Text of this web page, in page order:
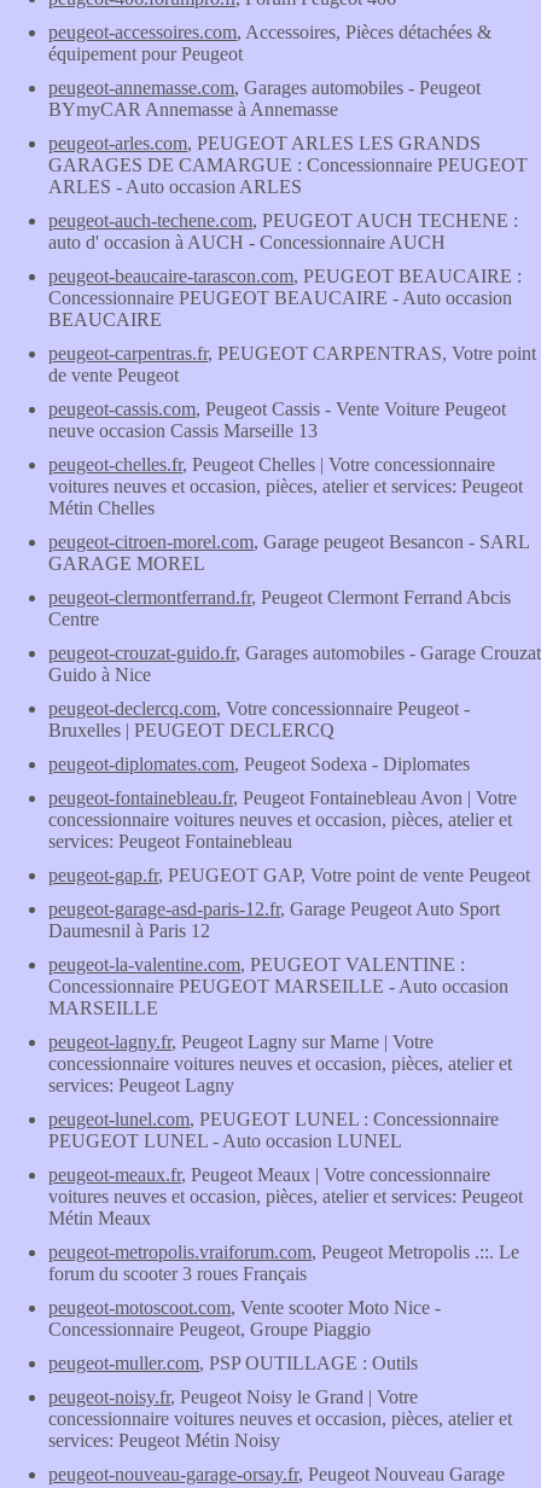
peugeot-accessoires.com, Accessoires, Pièces détachées &
équipement pour Peugeot
peugeot-annemasse.com, Garages automobiles - Peugeot
BYmyCAR Annemasse à Annemasse
peugeot-arles.com, PEUGEOT ARLES LES GRANDS
GARAGES DE CAMARGUE : Concessionnaire PEUGEOT
ARLES - Auto occasion ARLES
peugeot-auch-techene.com, PEUGEOT AUCH TECHENE :
auto d' occasion à AUCH - Concessionnaire AUCH
peugeot-beaucaire-tarascon.com, PEUGEOT BEAUCAIRE :
Concessionnaire PEUGEOT BEAUCAIRE - Auto occasion
BEAUCAIRE
peugeot-carpentras.fr, PEUGEOT CARPENTRAS, Votre point
de vente Peugeot
peugeot-cassis.com, Peugeot Cassis - Vente Voiture Peugeot
neuve occasion Cassis Marseille 13
peugeot-chelles.fr, Peugeot Chelles | Votre concessionnaire
voitures neuves et occasion, pièces, atelier et services: Peugeot
Métin Chelles
peugeot-citroen-morel.com, Garage peugeot Besancon - SARL
GARAGE MOREL
peugeot-clermontferrand.fr, Peugeot Clermont Ferrand Abcis
Centre
peugeot-crouzat-guido.fr, Garages automobiles - Garage Crouzat
Guido à Nice
peugeot-declercq.com, Votre concessionnaire Peugeot -
Bruxelles | PEUGEOT DECLERCQ
peugeot-diplomates.com, Peugeot Sodexa - Diplomates
peugeot-fontainebleau.fr, Peugeot Fontainebleau Avon | Votre
concessionnaire voitures neuves et occasion, pièces, atelier et
services: Peugeot Fontainebleau
peugeot-gap.fr, PEUGEOT GAP, Votre point de vente Peugeot
peugeot-garage-asd-paris-12.fr, Garage Peugeot Auto Sport
Daumesnil à Paris 12
peugeot-la-valentine.com, PEUGEOT VALENTINE :
Concessionnaire PEUGEOT MARSEILLE - Auto occasion
MARSEILLE
peugeot-lagny.fr, Peugeot Lagny sur Marne | Votre
concessionnaire voitures neuves et occasion, pièces, atelier et
services: Peugeot Lagny
peugeot-lunel.com, PEUGEOT LUNEL : Concessionnaire
PEUGEOT LUNEL - Auto occasion LUNEL
peugeot-meaux.fr, Peugeot Meaux | Votre concessionnaire
voitures neuves et occasion, pièces, atelier et services: Peugeot
Métin Meaux
peugeot-metropolis.vraiforum.com, Peugeot Metropolis .::. Le
forum du scooter 3 roues Français
peugeot-motoscoot.com, Vente scooter Moto Nice -
Concessionnaire Peugeot, Groupe Piaggio
peugeot-muller.com, PSP OUTILLAGE : Outils
peugeot-noisy.fr, Peugeot Noisy le Grand | Votre
concessionnaire voitures neuves et occasion, pièces, atelier et
services: Peugeot Métin Noisy
peugeot-nouveau-garage-orsay.fr, Peugeot Nouveau Garage